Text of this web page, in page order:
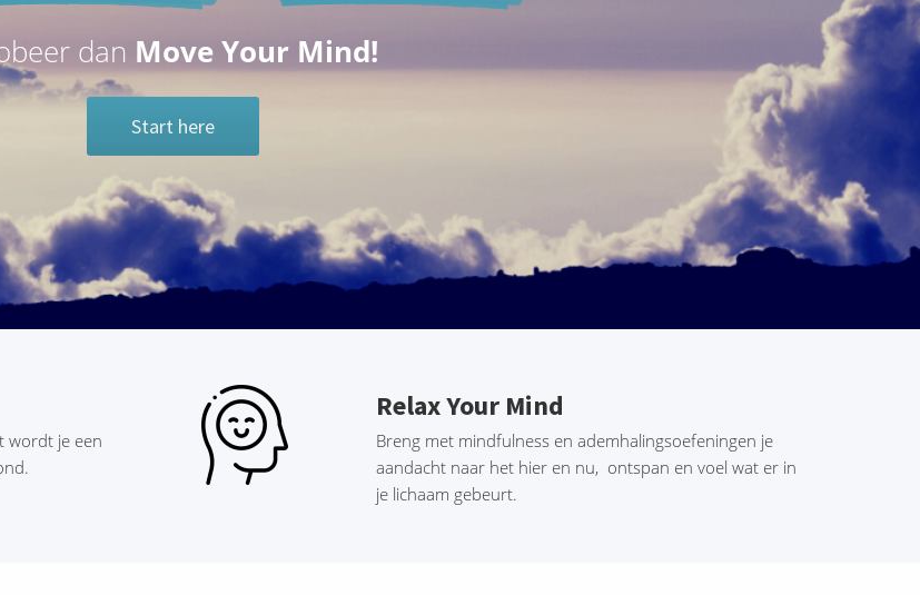
dan Move Your Mind!
Start here
wordt je een
Relax Your Mind
Breng met mindfulness en ademhalingsoefeningen je
aandacht naar het hier en nu, ontspan en voel wat er in
je lichaam gebeurt.